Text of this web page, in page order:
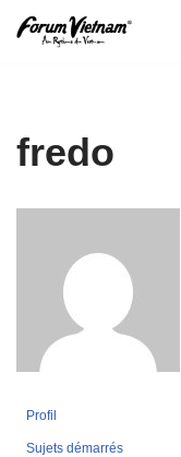
fredo
Profil
Sujets démarrés